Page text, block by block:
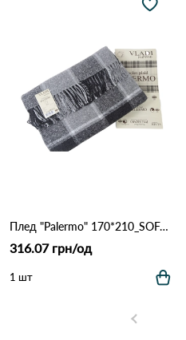
Плед "Palermo" 170*210_SOFA/07 ТМ "Vladi Белый дым"
316.07 грн/од
1 шт